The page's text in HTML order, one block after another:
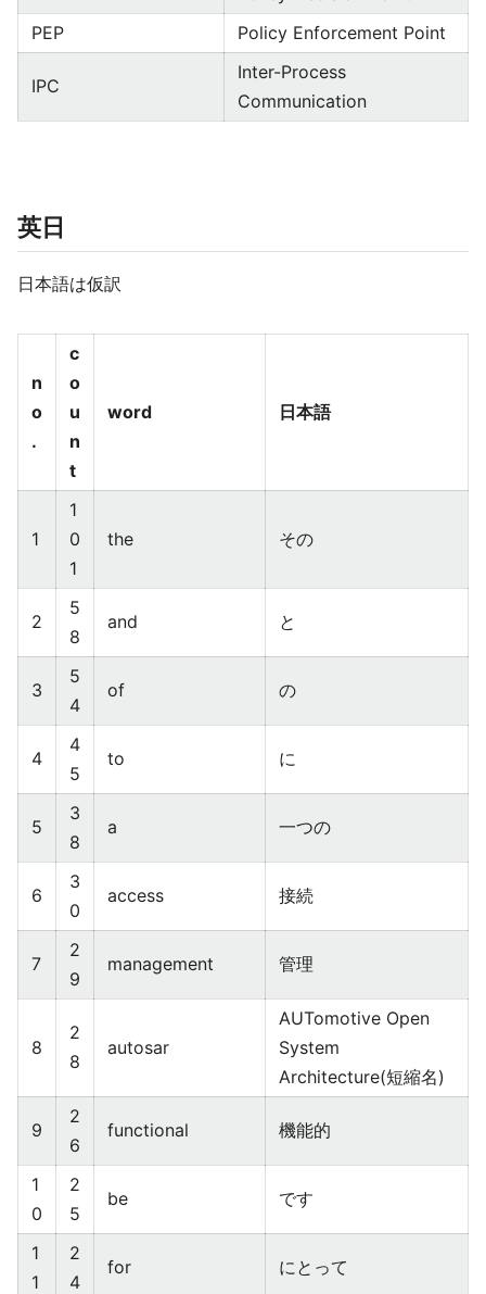
PEP
Policy Enforcement Point
IPC
Inter-Process
Communication
英日
日本語は仮訳
n
o
.
c
o
u
n
t
word 日本語
1
1
0
1
the その
2
5
8
and と
3
5
4
of の
4
4
5
to に
5
3
8
a 一つの
6
3
0
access 接続
7
2
9
management 管理
8
2
8
autosar
AUTomotive Open
System
Architecture(短縮名)
9
2
6
functional 機能的
1
0
2
5
be です
1
1
2
4
for にとって